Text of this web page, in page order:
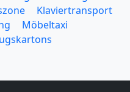
Klaviertransport
Möbeltaxi